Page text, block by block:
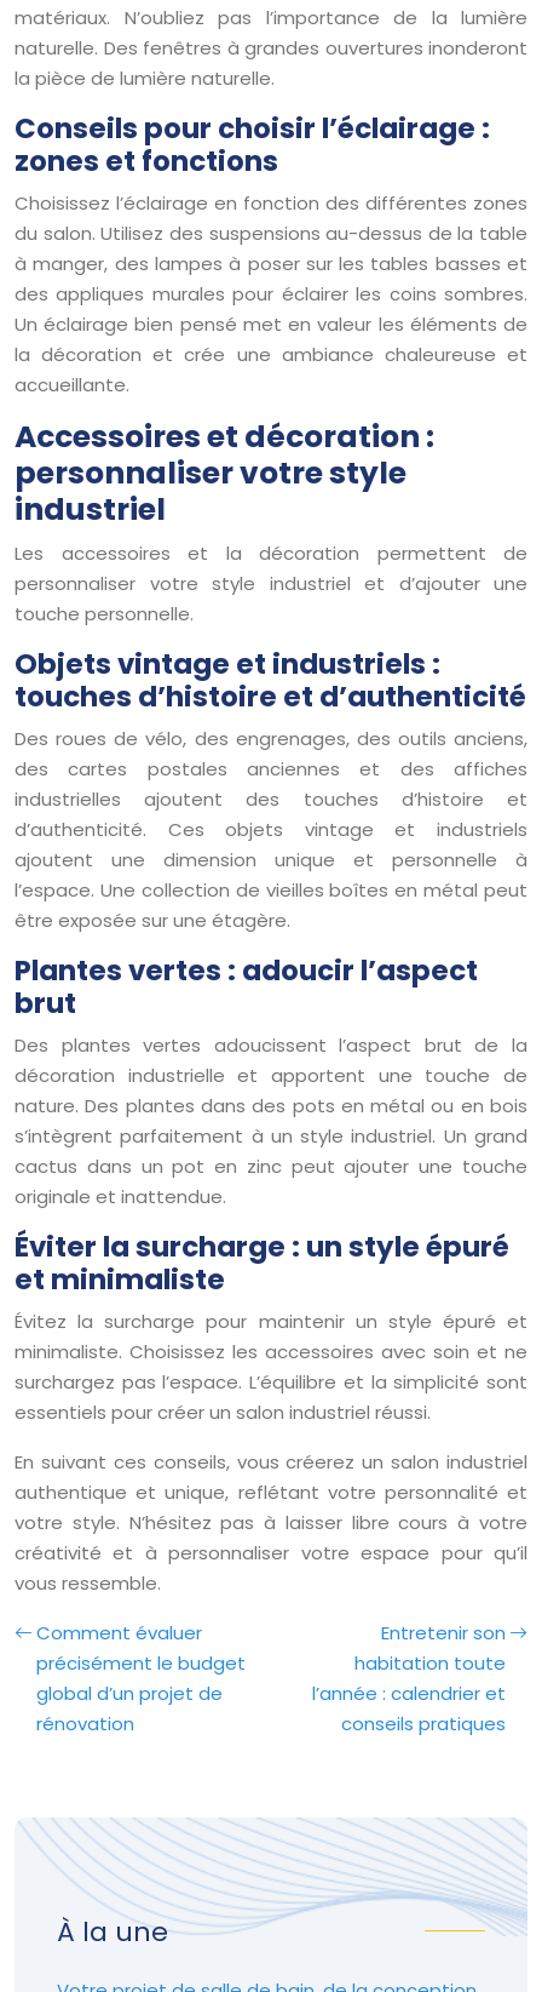
matériaux. N’oubliez pas l’importance de la lumière
naturelle. Des fenêtres à grandes ouvertures inonderont
la pièce de lumière naturelle.
Conseils pour choisir l’éclairage :
zones et fonctions
Choisissez l’éclairage en fonction des différentes zones
du salon. Utilisez des suspensions au-dessus de la table
à manger, des lampes à poser sur les tables basses et
des appliques murales pour éclairer les coins sombres.
Un éclairage bien pensé met en valeur les éléments de
la décoration et crée une ambiance chaleureuse et
accueillante.
Accessoires et décoration :
personnaliser votre style
industriel
Les accessoires et la décoration permettent de
personnaliser votre style industriel et d’ajouter une
touche personnelle.
Objets vintage et industriels :
touches d’histoire et d’authenticité
Des roues de vélo, des engrenages, des outils anciens,
des cartes postales anciennes et des affiches
industrielles ajoutent des touches d’histoire et
d’authenticité. Ces objets vintage et industriels
ajoutent une dimension unique et personnelle à
l’espace. Une collection de vieilles boîtes en métal peut
être exposée sur une étagère.
Plantes vertes : adoucir l’aspect
brut
Des plantes vertes adoucissent l’aspect brut de la
décoration industrielle et apportent une touche de
nature. Des plantes dans des pots en métal ou en bois
s’intègrent parfaitement à un style industriel. Un grand
cactus dans un pot en zinc peut ajouter une touche
originale et inattendue.
Éviter la surcharge : un style épuré
et minimaliste
Évitez la surcharge pour maintenir un style épuré et
minimaliste. Choisissez les accessoires avec soin et ne
surchargez pas l’espace. L’équilibre et la simplicité sont
essentiels pour créer un salon industriel réussi.
En suivant ces conseils, vous créerez un salon industriel
authentique et unique, reflétant votre personnalité et
votre style. N’hésitez pas à laisser libre cours à votre
créativité et à personnaliser votre espace pour qu’il
vous ressemble.
Comment évaluer
précisément le budget
global d’un projet de
rénovation
Entretenir son
habitation toute
l’année : calendrier et
conseils pratiques
À la une